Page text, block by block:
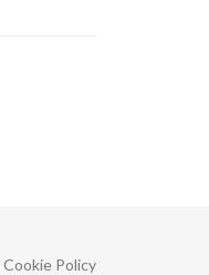
Cookie Policy